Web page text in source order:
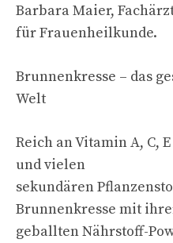
Barbara Maier,
für Frauenheilkunde.
Brunnenkresse – das
Welt
Reich an Vitamin A, C,
und vielen
sekundären
Brunnenkresse mit
geballten Nährstoff-